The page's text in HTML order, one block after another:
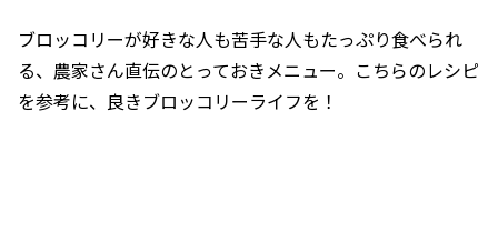
ブロッコリーが好きな人も苦手な人もたっぷり食べられ
る、農家さん直伝のとっておきメニュー。こちらのレシピ
を参考に、良きブロッコリーライフを！